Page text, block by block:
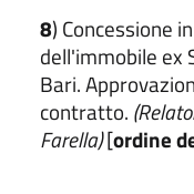
8) Concessione
dell'immobile ex
Bari.
contratto.
Farella)[ordine